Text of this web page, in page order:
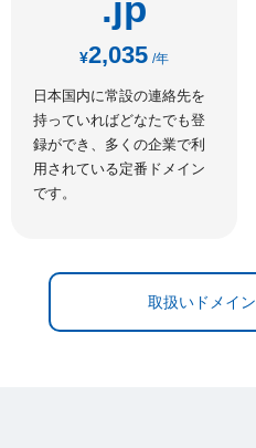
¥2,035 /年
日本国内に常設の連絡先を
持っていればどなたでも登
録ができ、多くの企業で利
用されている定番ドメイン
です。
取扱いドメイ